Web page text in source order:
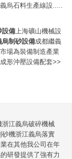
烏石料生產線設.....
設備上海礦山機械設
烏制砂設備成都繼義
場為裝備制造產業
形沖壓設備配套>>
浙江義烏破碎機械
砂機浙江義烏落實
在其他我公司在年
研發提供了強有力